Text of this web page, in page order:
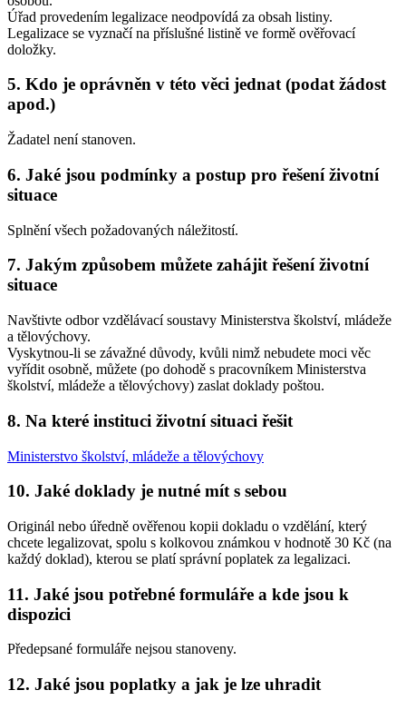
Úřad provedením legalizace neodpovídá za obsah listiny.
Legalizace se vyznačí na příslušné listině ve formě ověřovací
doložky.
5. Kdo je oprávněn v této věci jednat (podat žádost
apod.)
Žadatel není stanoven.
6. Jaké jsou podmínky a postup pro řešení životní
situace
Splnění všech požadovaných náležitostí.
7. Jakým způsobem můžete zahájit řešení životní
situace
Navštivte odbor vzdělávací soustavy Ministerstva školství, mládeže
a tělovýchovy.
Vyskytnou-li se závažné důvody, kvůli nimž nebudete moci věc
vyřídit osobně, můžete (po dohodě s pracovníkem Ministerstva
školství, mládeže a tělovýchovy) zaslat doklady poštou.
8. Na které instituci životní situaci řešit
Ministerstvo školství, mládeže a tělovýchovy
10. Jaké doklady je nutné mít s sebou
Originál nebo úředně ověřenou kopii dokladu o vzdělání, který
chcete legalizovat, spolu s kolkovou známkou v hodnotě 30 Kč (na
každý doklad), kterou se platí správní poplatek za legalizaci.
11. Jaké jsou potřebné formuláře a kde jsou k
dispozici
Předepsané formuláře nejsou stanoveny.
12. Jaké jsou poplatky a jak je lze uhradit